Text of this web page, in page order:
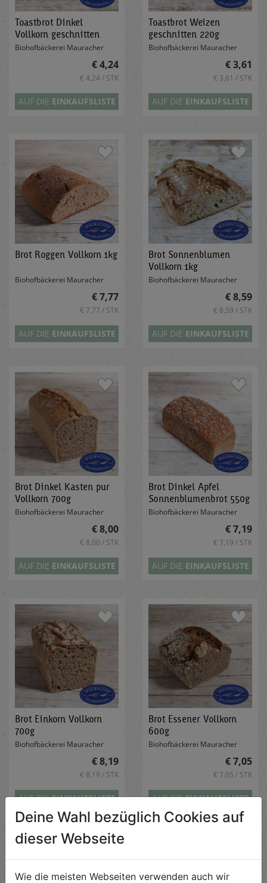
Toastbrot Dinkel
Vollkorn geschnitten
250g
Biohofbäckerei Mauracher
€ 4,24
€ 4,24 / STK
AUF DIE EINKAUFSLISTE
Toastbrot Weizen
geschnitten 220g
Biohofbäckerei Mauracher
€ 3,61
€ 3,61 / STK
AUF DIE EINKAUFSLISTE
Brot Roggen Vollkorn 1kg
Biohofbäckerei Mauracher
€ 7,77
€ 7,77 / STK
AUF DIE EINKAUFSLISTE
Brot Sonnenblumen
Vollkorn 1kg
Biohofbäckerei Mauracher
€ 8,59
€ 8,59 / STK
AUF DIE EINKAUFSLISTE
Brot Dinkel Kasten pur
Vollkorn 700g
Biohofbäckerei Mauracher
€ 8,00
€ 8,00 / STK
AUF DIE EINKAUFSLISTE
Brot Dinkel Apfel
Sonnenblumenbrot 550g
Biohofbäckerei Mauracher
€ 7,19
€ 7,19 / STK
AUF DIE EINKAUFSLISTE
Brot Einkorn Vollkorn
700g
Biohofbäckerei Mauracher
€ 8,19
€ 8,19 / STK
AUF DIEEINKAUFSLISTE
Brot Essener Vollkorn
600g
Biohofbäckerei Mauracher
€ 7,05
€ 7,05 / STK
AUF DIEEINKAUFSLISTE
Deine Wahl bezüglich Cookies auf
dieser Webseite
Wie die meisten Webseiten verwenden auch wir